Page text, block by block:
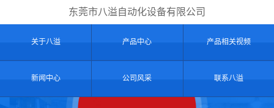
东莞市八溢自动化设备有限公司
关于八溢 产品中心 产品相关视频
新闻中心 公司风采 联系八溢